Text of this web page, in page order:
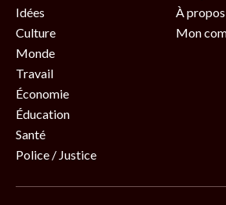
Idées
Culture
Monde
Travail
Économie
Éducation
Santé
Police / Justice
À
Mon